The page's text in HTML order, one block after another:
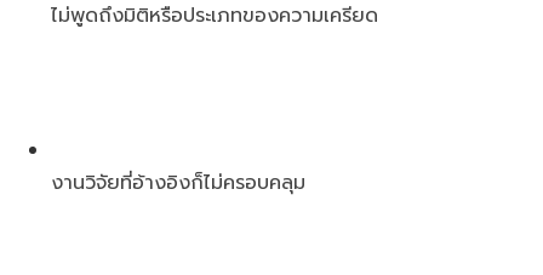
ไม่พูดถึงมิติหรือประเภทของความเครียด
งานวิจัยที่อ้างอิงก็ไม่ครอบคลุม